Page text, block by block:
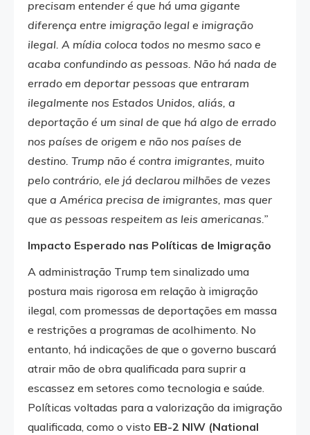
precisam entender é que há uma gigante
diferença entre imigração legal e imigração
ilegal. A mídia coloca todos no mesmo saco e
acaba confundindo as pessoas. Não há nada de
errado em deportar pessoas que entraram
ilegalmente nos Estados Unidos, aliás, a
deportação é um sinal de que há algo de errado
nos países de origem e não nos países de
destino. Trump não é contra imigrantes, muito
pelo contrário, ele já declarou milhões de vezes
que a América precisa de imigrantes, mas quer
que as pessoas respeitem as leis americanas.”
Impacto Esperado nas Políticas de Imigração
A administração Trump tem sinalizado uma
postura mais rigorosa em relação à imigração
ilegal, com promessas de deportações em massa
e restrições a programas de acolhimento. No
entanto, há indicações de que o governo buscará
atrair mão de obra qualificada para suprir a
escassez em setores como tecnologia e saúde.
Políticas voltadas para a valorização da imigração
qualificada, como o visto EB-2 NIW (National